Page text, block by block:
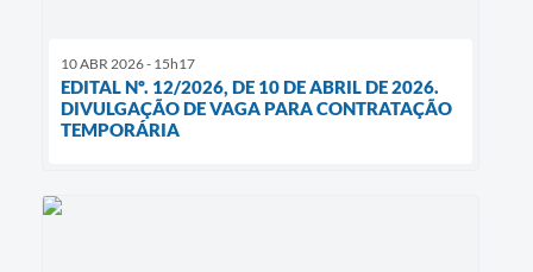
10 ABR 2026 - 15h17
EDITAL Nº. 12/2026, DE 10 DE ABRIL DE 2026.
DIVULGAÇÃO DE VAGA PARA CONTRATAÇÃO
TEMPORÁRIA